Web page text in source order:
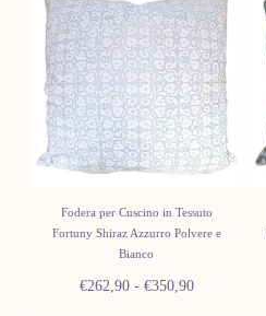
Fodera per Cuscino in Tessuto
Fortuny Shiraz Azzurro Polvere e
Bianco
Prezzo
€262,90 - Prezzo
€350,90